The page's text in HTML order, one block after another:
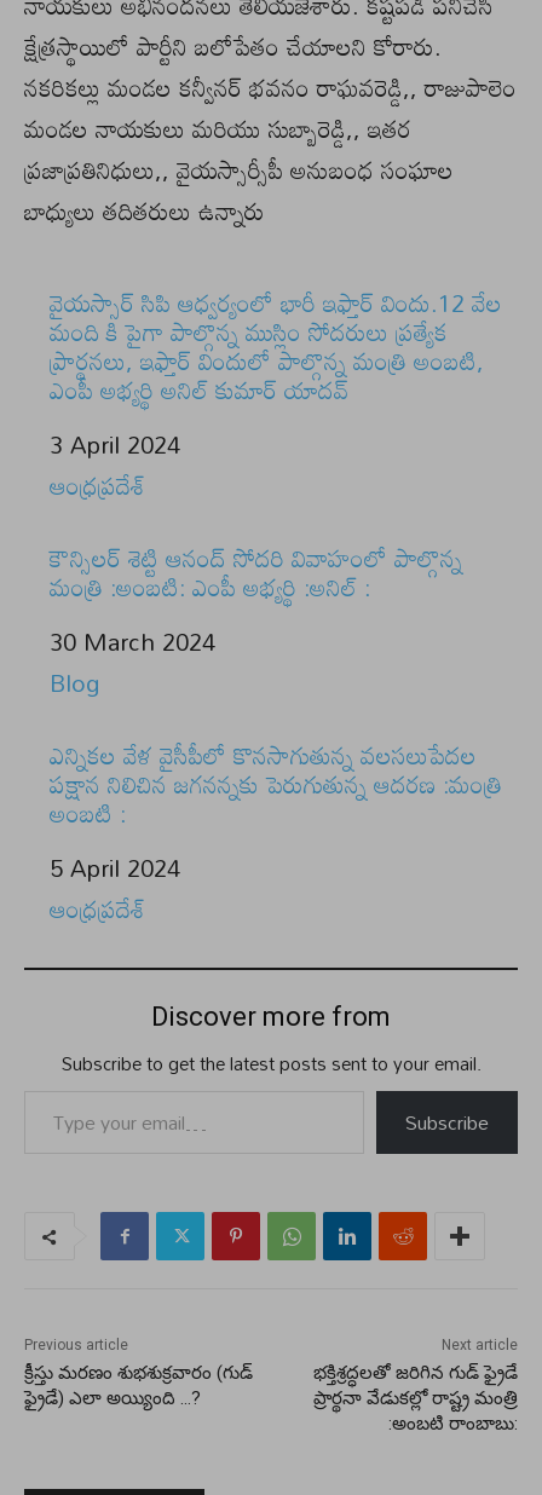
క్షేత్రస్థాయిలో పార్టీని బలోపేతం చేయాలని కోరారు.
నకరికల్లు మండల కన్వీనర్ భవనం రాఘవరెడ్డి,, రాజుపాలెం
మండల నాయకులు మరియు సుబ్బారెడ్డి,, ఇతర
ప్రజాప్రతినిధులు,, వైయస్సార్సీపీ అనుబంధ సంఘాల
బాధ్యులు తదితరులు ఉన్నారు
వైయస్సార్ సిపి ఆధ్వర్యంలో భారీ ఇఫ్తార్ విందు.12 వేల
మంది కి పైగా పాల్గొన్న ముస్లిం సోదరులు ప్రత్యేక
ప్రార్థనలు, ఇఫ్తార్ విందులో పాల్గొన్న మంత్రి అంబటి,
ఎంపీ అభ్యర్థి అనిల్ కుమార్ యాదవ్
Date
3 April 2024
In relation to
ఆంధ్రప్రదేశ్
కౌన్సిలర్ శెట్టి ఆనంద్ సోదరి వివాహంలో పాల్గొన్న
మంత్రి :అంబటి: ఎంపీ అభ్యర్థి :అనిల్ :
Date
30 March 2024
In relation to
Blog
ఎన్నికల వేళ వైసీపీలో కొనసాగుతున్న వలసలుపేదల
పక్షాన నిలిచిన జగనన్నకు పెరుగుతున్న ఆదరణ :మంత్రి
అంబటి :
Date
5 April 2024
In relation to
ఆంధ్రప్రదేశ్
Discover more from
Subscribe to get the latest posts sent to your email.
Subscribe
Previous article
క్రీస్తు మరణం శుభశుక్రవారం (గుడ్
ఫ్రైడే) ఎలా అయ్యింది …?
Next article
భక్తిశ్రద్ధలతో జరిగిన గుడ్ ఫ్రైడే
ప్రార్థనా వేడుకల్లో రాష్ట్ర మంత్రి
:అంబటి రాంబాబు: